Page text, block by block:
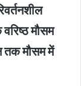
वरिष्ठ मौसम
तक मौसम में